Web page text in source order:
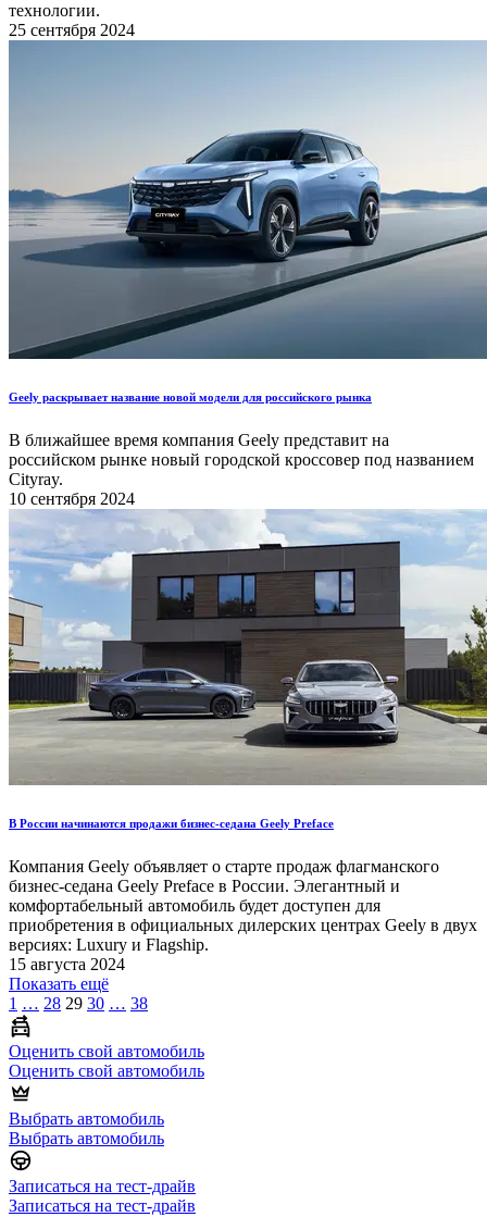
технологии.
25 сентября 2024
Geely раскрывает название новой модели для российского рынка
В ближайшее время компания Geely представит на
российском рынке новый городской кроссовер под названием
Cityray.
10 сентября 2024
В России начинаются продажи бизнес-седана Geely Preface
Компания Geely объявляет о старте продаж флагманского
бизнес-седана Geely Preface в России. Элегантный и
комфортабельный автомобиль будет доступен для
приобретения в официальных дилерских центрах Geely в двух
версиях: Luxury и Flagship.
15 августа 2024
Показать ещё
1 … 28 29 30 … 38
Оценить свой автомобиль
Оценить свой автомобиль
Выбрать автомобиль
Выбрать автомобиль
Записаться на тест-драйв
Записаться на тест-драйв